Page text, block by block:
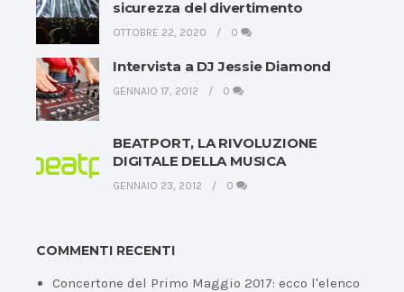
sicurezza del divertimento
OTTOBRE 22, 2020 0
Intervista a DJ Jessie Diamond
GENNAIO 17, 2012 0
BEATPORT, LA RIVOLUZIONE
DIGITALE DELLA MUSICA
GENNAIO 23, 2012 0
COMMENTI RECENTI
Concertone del Primo Maggio 2017: ecco l'elenco